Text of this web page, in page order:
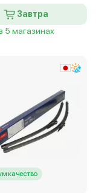
Завтра
5 магазинах
качество